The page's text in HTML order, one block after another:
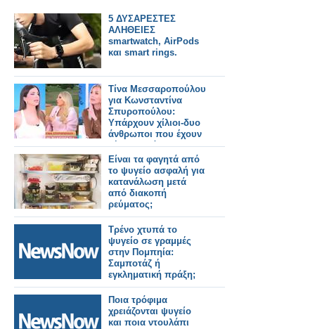
5 ΔΥΣΑΡΕΣΤΕΣ
ΑΛΗΘΕΙΕΣ
smartwatch, AirPods
και smart rings.
Τίνα Μεσσαροπούλου
για Κωνσταντίνα
Σπυροπούλου:
Υπάρχουν χίλιοι-δυο
άνθρωποι που έχουν
ζήσει δυσάρεστες
καταστάσεις μέσα στα
τηλεοπτικά πλατό
Είναι τα φαγητά από
το ψυγείο ασφαλή για
κατανάλωση μετά
από διακοπή
ρεύματος;
Τρένο χτυπά το
ψυγείο σε γραμμές
στην Πομπηία:
Σαμποτάζ ή
εγκληματική πράξη;
Ποια τρόφιμα
χρειάζονται ψυγείο
και ποια ντουλάπι